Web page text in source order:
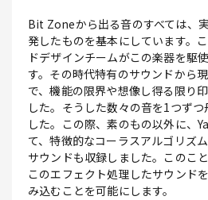
Bit Zoneから出る音のすべては、
発したものを基本にしています。
ドデザインチームがこの楽器を駆
す。その時代特有のサウンドから
で、機能の限界や想像し得る限り
した。そうした数々の音を1つず
した。この際、素のもの以外に、
て、特徴的なコーラスアルゴリズ
サウンドも収録しました。このこ
このエフェクト処理したサウンド
み込むことを可能にします。